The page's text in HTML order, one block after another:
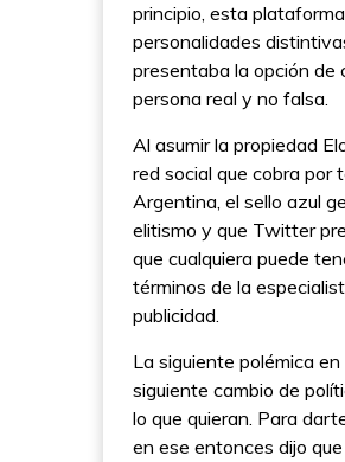
principio, esta
personalidades
presentaba la opción de
persona real y no falsa.
Al asumir la propiedad
red social que cobra por
Argentina, el sello azul
elitismo y que Twitter
que cualquiera puede
términos de la
publicidad.
La siguiente polémica
siguiente cambio de
lo que quieran. Para
en ese entonces dijo